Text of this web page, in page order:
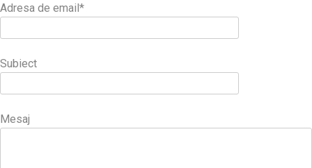
Adresa de email*
Subiect
Mesaj